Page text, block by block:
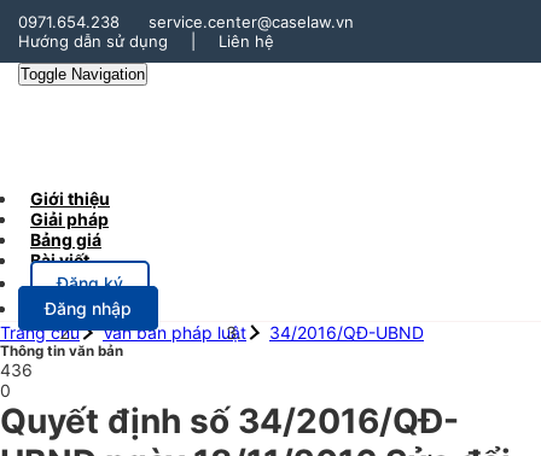
0971.654.238
service.center@caselaw.vn
Hướng dẫn sử dụng
Liên hệ
Toggle Navigation
Giới thiệu
Giải pháp
Bảng giá
Bài viết
Đăng ký
Đăng nhập
Trang chủ
Văn bản pháp luật 34/2016/QĐ-UBND
Thông tin văn bản
436
0
Quyết định số 34/2016/QĐ-